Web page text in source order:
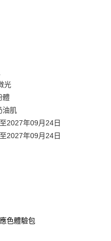
依後續交易確認頁面所載為準。
或遇審核未通過，訂單將自動取
達大哥付你分期系統評分，恕無
期」於每月結算日後寄送繳費提
商條碼／台灣大直營門市／銀行轉
費。
」（以下簡稱本公司）所提供，讓
服務，並由商店將買賣／分期付款
公司帳單繳交帳款。
大哥大進項蒐集、處理及利用，
款」的支付方式。 讓您購物簡單
需儲值。
可結帳。
。
後，將跳轉至「AFTEE先享後付」
即可完成結帳。
簡訊。
方視為交易完成。
，但若您需要取消訂單，請聯絡
單仍視為有效，需透過AFTEE先享
疑問，請聯繫「AFTEE先享後付
support/home
AFTEE先享後付」服務完成之交
，並將交易相關給付款項請求債
網址：
運費
運費
運費
光
體
油肌
2027年09月24日
2027年09月24日
色體驗包